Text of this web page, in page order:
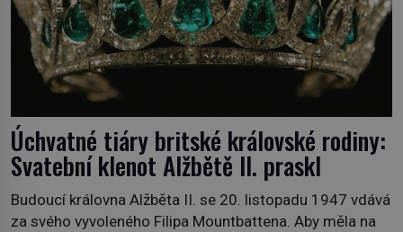
Úchvatné tiáry britské královské rodiny:
Svatební klenot Alžbětě II. praskl
Budoucí královna Alžběta II. se 20. listopadu 1947 vdává
za svého vyvoleného Filipa Mountbattena. Aby měla na